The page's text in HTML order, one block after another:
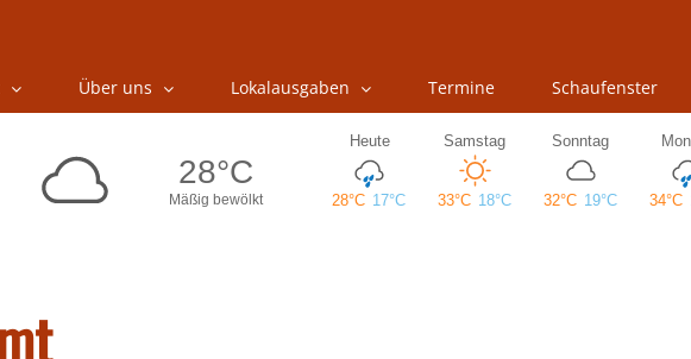
Über uns Lokalausgaben Termine Schaufenster